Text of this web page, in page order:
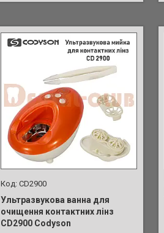
CD2900
Ультразвукова ванна для
очищення контактних лінз
CD2900 Codyson
+380 (98) 902-01-17